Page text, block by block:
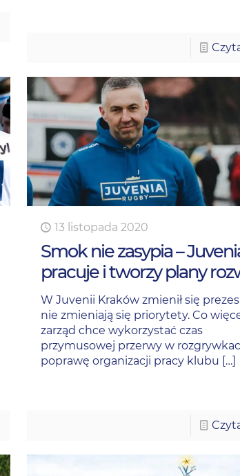
13 listopada 2020
Smok nie zasypia –
pracuje i tworzy plany
W Juvenii Kraków zmienił się
nie zmieniają się priorytety. Co
zarząd chce wykorzystać czas
przymusowej przerwy w
poprawę organizacji pracy klubu […]